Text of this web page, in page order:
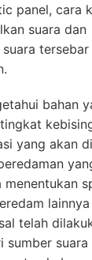
panel, cara
suara dan
bahan
yang akan
telah
sumber